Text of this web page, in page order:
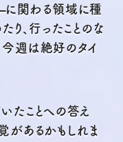
関わる領域に種
り、行ったことのな
今週は絶好のタイ
たことへの答え
があるかもしれま